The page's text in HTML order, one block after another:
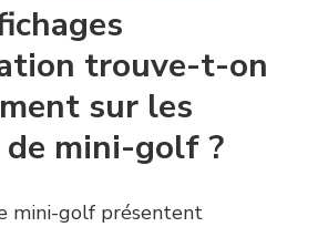
trouve-t-on
sur les
de mini-golf ?
mini-golf présentent